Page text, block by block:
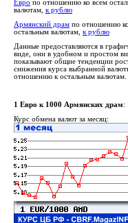
Евро по отношению ко всем
валютам, к рублю
Армянский драм по отношению
остальным валютам, к рублю
Данные предоставляются в
виде, они в удобном и простом
показывают общие тенденции
снижения курса выбранной
отношению к остальным валютам.
1 Евро к 1000 Армянских драм:
Курс обмена валют за месяц: